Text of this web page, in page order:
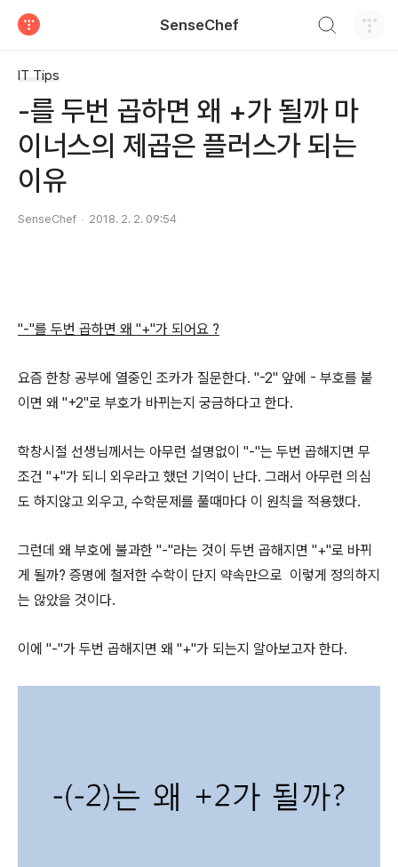
SenseChef
IT Tips
-를 두번 곱하면 왜 +가 될까 마
이너스의 제곱은 플러스가 되는
이유
SenseChef 2018. 2. 2. 09:54
"-"를 두번 곱하면 왜 "+"가 되어요 ?
요즘 한창 공부에 열중인 조카가 질문한다. "-2" 앞에 - 부호를 붙
이면 왜 "+2"로 부호가 바뀌는지 궁금하다고 한다.
학창시절 선생님께서는 아무런 설명없이 "-"는 두번 곱해지면 무
조건 "+"가 되니 외우라고 했던 기억이 난다. 그래서 아무런 의심
도 하지않고 외우고, 수학문제를 풀때마다 이 원칙을 적용했다.
그런데 왜 부호에 불과한 "-"라는 것이 두번 곱해지면 "+"로 바뀌
게 될까? 증명에 철저한 수학이 단지 약속만으로 이렇게 정의하지
는 않았을 것이다.
이에 "-"가 두번 곱해지면 왜 "+"가 되는지 알아보고자 한다.